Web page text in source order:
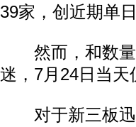
39家，创近期单
然而，和数量
迷，7月24日当天
对于新三板迅